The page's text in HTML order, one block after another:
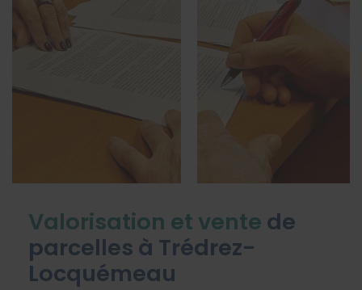
Valorisation et vente de
parcelles à Trédrez-
Locquémeau